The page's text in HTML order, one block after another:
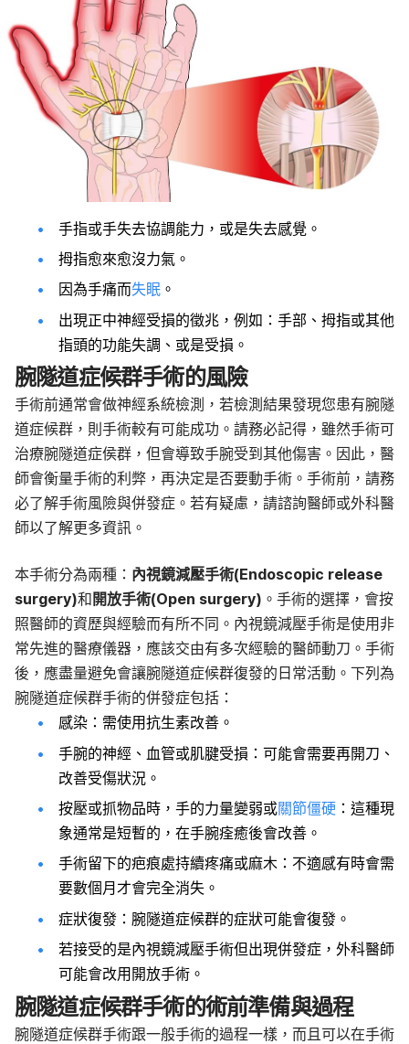
手指或手失去協調能力，或是失去感覺。
拇指愈來愈沒力氣。
因為手痛而失眠 。
出現正中神經受損的徵兆，例如：手部、拇指或其他
指頭的功能失調、或是受損。
腕隧道症候群手術的風險
手術前通常會做神經系統檢測，若檢測結果發現您患有腕隧
道症候群，則手術較有可能成功。請務必記得，雖然手術可
治療腕隧道症侯群，但會導致手腕受到其他傷害。因此，醫
師會衡量手術的利弊，再決定是否要動手術。手術前，請務
必了解手術風險與併發症。若有疑慮，請諮詢醫師或外科醫
師以了解更多資訊。
本手術分為兩種： 內視鏡減壓手術(Endoscopic release
surgery)和 開放手術(Open surgery) 。手術的選擇，會按
照醫師的資歷與經驗而有所不同。內視鏡減壓手術是使用非
常先進的醫療儀器，應該交由有多次經驗的醫師動刀。手術
後，應盡量避免會讓腕隧道症候群復發的日常活動。下列為
腕隧道症候群手術的併發症包括：
感染：需使用抗生素改善。
手腕的神經、血管或肌腱受損：可能會需要再開刀、
改善受傷狀況。
按壓或抓物品時，手的力量變弱或關節僵硬 ：這種現
象通常是短暫的，在手腕痊癒後會改善。
手術留下的疤痕處持續疼痛或麻木：不適感有時會需
要數個月才會完全消失。
症狀復發：腕隧道症候群的症狀可能會復發。
若接受的是內視鏡減壓手術但出現併發症，外科醫師
可能會改用開放手術。
腕隧道症候群手術的術前準備與過程
腕隧道症候群手術跟一般手術的過程一樣，而且可以在手術